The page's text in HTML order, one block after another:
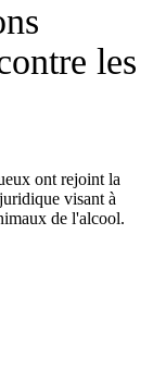
les
ont rejoint la
visant à
de l'alcool.